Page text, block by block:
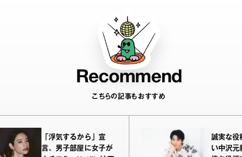
Recommend
こちらの記事もおすすめ
「浮気するから」宣
言、男子部屋に女子が
誠実な役
い中沢元